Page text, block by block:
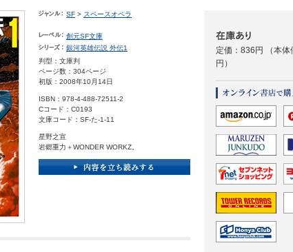
定価：836円
（本
円）
SF > スペースオペラ
創元SF文庫
銀河英雄伝説 外伝1
判型：文庫判
ページ数：304ページ
初版：2008年10月14日
ISBN：978-4-488-72511-2
Cコード：C0193
文庫コード：SF-た-1-11
星野之宣
岩郷重力＋WONDER WORKZ。